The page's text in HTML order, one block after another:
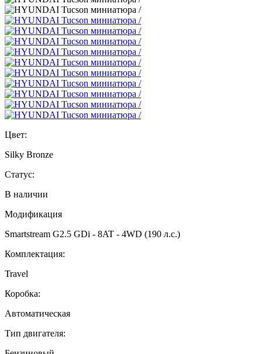
Цвет:
Silky Bronze
Статус:
В наличии
Модификация
Smartstream G2.5 GDi - 8AT - 4WD (190 л.с.)
Комплектация:
Travel
Коробка:
Автоматическая
Тип двигателя: